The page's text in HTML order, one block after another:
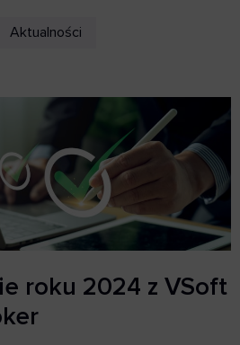
Aktualności
roku 2024 z VSoft